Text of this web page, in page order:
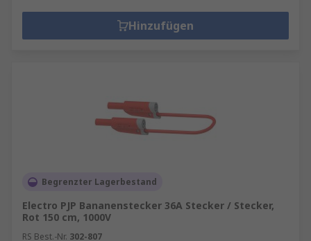
Hinzufügen
Begrenzter Lagerbestand
Electro PJP Bananenstecker 36A Stecker / Stecker,
Rot 150 cm, 1000V
RS Best.-Nr. 302-807